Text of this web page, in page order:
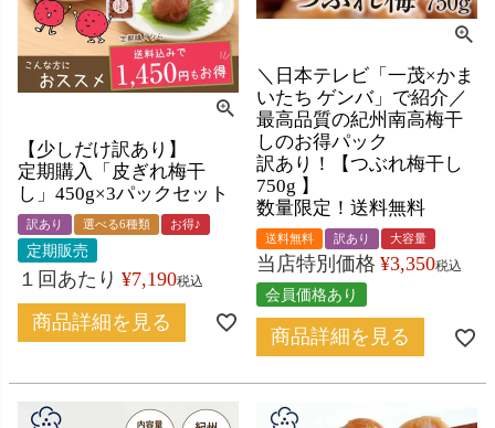
【少しだけ訳あり】
定期購入「皮ぎれ梅干
し」450g×3パックセット
訳あり 選べる6種類 お得♪
定期販売
１回あたり ¥7,190税込
商品詳細を見る
＼日本テレビ「一茂×かま
いたち ゲンバ」で紹介／
最高品質の紀州南高梅干
しのお得パック
訳あり！【つぶれ梅干し
750g 】
数量限定！送料無料
送料無料 訳あり 大容量
当店特別価格 ¥3,350税込
会員価格あり
商品詳細を見る